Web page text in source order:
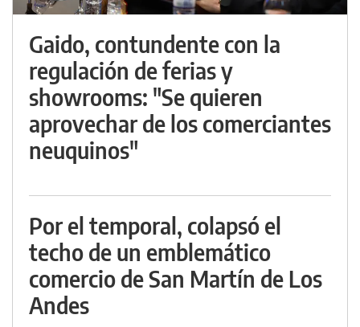
Gaido, contundente con la
regulación de ferias y
showrooms: "Se quieren
aprovechar de los comerciantes
neuquinos"
Por el temporal, colapsó el
techo de un emblemático
comercio de San Martín de Los
Andes